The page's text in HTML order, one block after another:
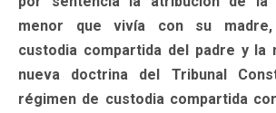
menor que vivía con su madre,
custodia compartida del padre y la
nueva doctrina del Tribunal
régimen de custodia compartida